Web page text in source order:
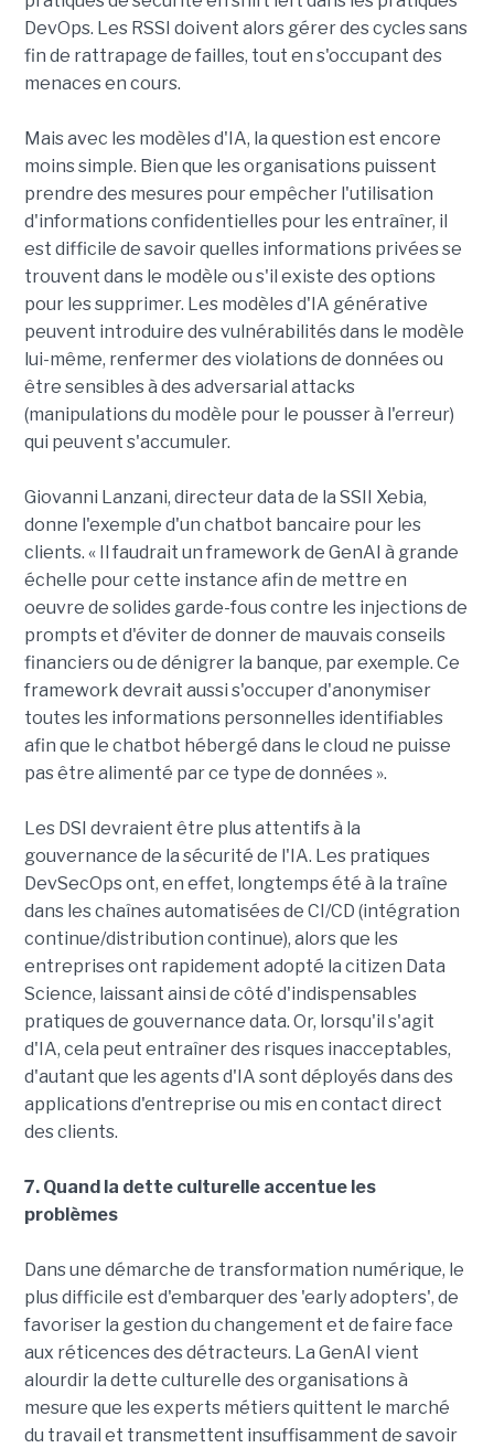
DevOps. Les RSSI doivent alors gérer des cycles sans
fin de rattrapage de failles, tout en s'occupant des
menaces en cours.
Mais avec les modèles d'IA, la question est encore
moins simple. Bien que les organisations puissent
prendre des mesures pour empêcher l'utilisation
d'informations confidentielles pour les entraîner, il
est difficile de savoir quelles informations privées se
trouvent dans le modèle ou s'il existe des options
pour les supprimer. Les modèles d'IA générative
peuvent introduire des vulnérabilités dans le modèle
lui-même, renfermer des violations de données ou
être sensibles à des adversarial attacks
(manipulations du modèle pour le pousser à l'erreur)
qui peuvent s'accumuler.
Giovanni Lanzani, directeur data de la SSII Xebia,
donne l'exemple d'un chatbot bancaire pour les
clients. « Il faudrait un framework de GenAI à grande
échelle pour cette instance afin de mettre en
oeuvre de solides garde-fous contre les injections de
prompts et d'éviter de donner de mauvais conseils
financiers ou de dénigrer la banque, par exemple. Ce
framework devrait aussi s'occuper d'anonymiser
toutes les informations personnelles identifiables
afin que le chatbot hébergé dans le cloud ne puisse
pas être alimenté par ce type de données ».
Les DSI devraient être plus attentifs à la
gouvernance de la sécurité de l'IA. Les pratiques
DevSecOps ont, en effet, longtemps été à la traîne
dans les chaînes automatisées de CI/CD (intégration
continue/distribution continue), alors que les
entreprises ont rapidement adopté la citizen Data
Science, laissant ainsi de côté d'indispensables
pratiques de gouvernance data. Or, lorsqu'il s'agit
d'IA, cela peut entraîner des risques inacceptables,
d'autant que les agents d'IA sont déployés dans des
applications d'entreprise ou mis en contact direct
des clients.
7. Quand la dette culturelle accentue les
problèmes
Dans une démarche de transformation numérique, le
plus difficile est d'embarquer des 'early adopters', de
favoriser la gestion du changement et de faire face
aux réticences des détracteurs. La GenAI vient
alourdir la dette culturelle des organisations à
mesure que les experts métiers quittent le marché
du travail et transmettent insuffisamment de savoir